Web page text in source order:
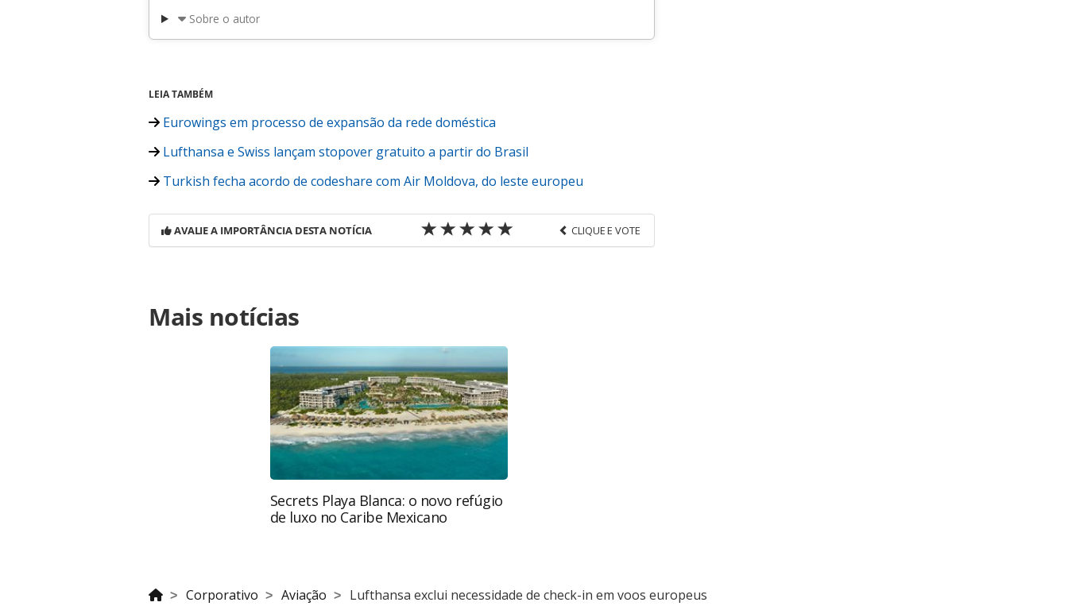
Sobre o autor
LEIA TAMBÉM
Eurowings em processo de expansão da rede doméstica
Lufthansa e Swiss lançam stopover gratuito a partir do Brasil
Turkish fecha acordo de codeshare com Air Moldova, do leste europeu
AVALIE A IMPORTÂNCIA DESTA NOTÍCIA CLIQUE E VOTE
https://www.panrotas.com.br/viagens-corporativas/aviacao/2018/01/lufthansa-exclui-
necessidade-de-check-in-em-voos-europeus_152920.html ou as ferramentas oferecidas
na página. Todo o conteúdo produzido pela PANROTAS Editora é protegido pela
legislação brasileira sobre direito autoral. Não reproduza o conteúdo sem autorização
da PANROTAS Editora (copyright@panrotas.com.br).
Mais notícias
Secrets Playa Blanca: o novo refúgio
de luxo no Caribe Mexicano
Corporativo Aviação Lufthansa exclui necessidade de check-in em voos europeus